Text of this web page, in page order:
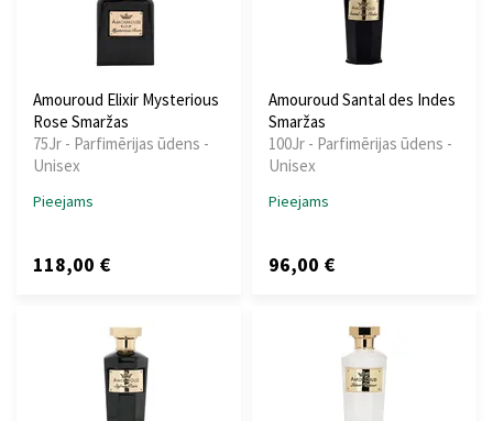
Amouroud Elixir Mysterious
Rose Smaržas
75Jr - Parfimērijas ūdens -
Unisex
Pieejams
118,00 €
Amouroud Santal des Indes
Smaržas
100Jr - Parfimērijas ūdens -
Unisex
Pieejams
96,00 €